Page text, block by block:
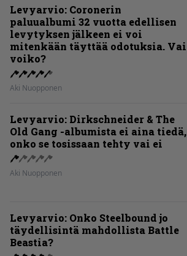
Levyarvio: Coronerin
paluualbumi 32 vuotta edellisen
levytyksen jälkeen ei voi
mitenkään täyttää odotuksia. Vai
voiko?
Aki Nuopponen
Levyarvio: Dirkschneider & The
Old Gang -albumista ei aina tiedä,
onko se tosissaan tehty vai ei
Aki Nuopponen
Levyarvio: Onko Steelbound jo
täydellisintä mahdollista Battle
Beastia?